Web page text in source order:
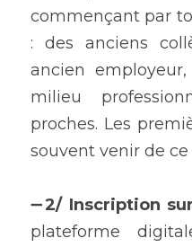
commençant par
: des anciens
ancien
milieu
proches. Les
souvent venir de ce
➖2/ Inscription sur
plateforme